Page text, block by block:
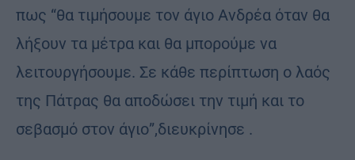
πως “θα τιμήσουμε τον άγιο Ανδρέα όταν θα
λήξουν τα μέτρα και θα μπορούμε να
λειτουργήσουμε. Σε κάθε περίπτωση ο λαός
της Πάτρας θα αποδώσει την τιμή και το
σεβασμό στον άγιο”,διευκρίνησε .